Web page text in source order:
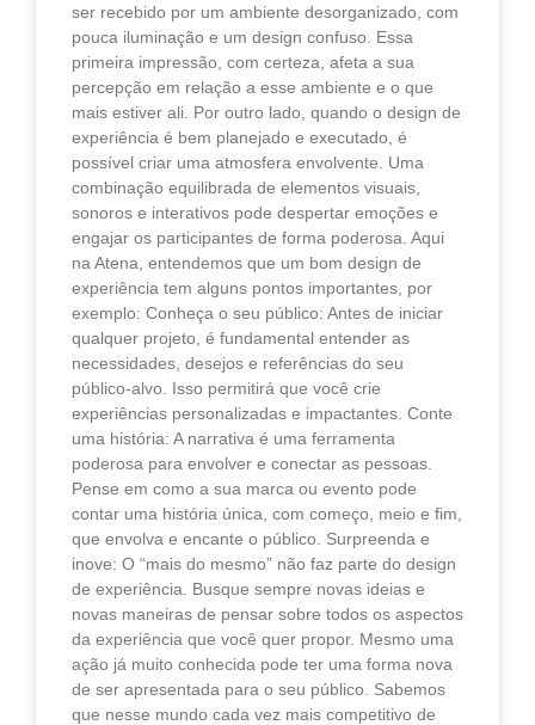
ser recebido por um ambiente desorganizado, com
pouca iluminação e um design confuso. Essa
primeira impressão, com certeza, afeta a sua
percepção em relação a esse ambiente e o que
mais estiver ali. Por outro lado, quando o design de
experiência é bem planejado e executado, é
possível criar uma atmosfera envolvente. Uma
combinação equilibrada de elementos visuais,
sonoros e interativos pode despertar emoções e
engajar os participantes de forma poderosa. Aqui
na Atena, entendemos que um bom design de
experiência tem alguns pontos importantes, por
exemplo: Conheça o seu público: Antes de iniciar
qualquer projeto, é fundamental entender as
necessidades, desejos e referências do seu
público-alvo. Isso permitirá que você crie
experiências personalizadas e impactantes. Conte
uma história: A narrativa é uma ferramenta
poderosa para envolver e conectar as pessoas.
Pense em como a sua marca ou evento pode
contar uma história única, com começo, meio e fim,
que envolva e encante o público. Surpreenda e
inove: O “mais do mesmo” não faz parte do design
de experiência. Busque sempre novas ideias e
novas maneiras de pensar sobre todos os aspectos
da experiência que você quer propor. Mesmo uma
ação já muito conhecida pode ter uma forma nova
de ser apresentada para o seu público. Sabemos
que nesse mundo cada vez mais competitivo de